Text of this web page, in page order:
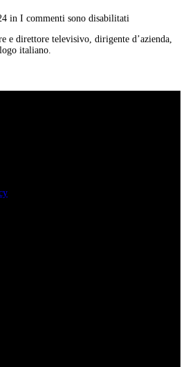
in I commenti sono disabilitati
e direttore televisivo, dirigente d’azienda,
italiano.